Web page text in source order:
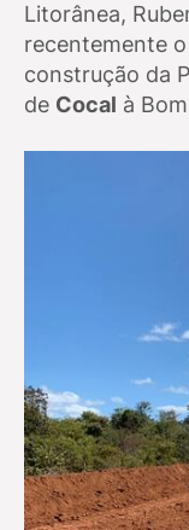
Litorânea,
recentemente
construção da
de Cocal à